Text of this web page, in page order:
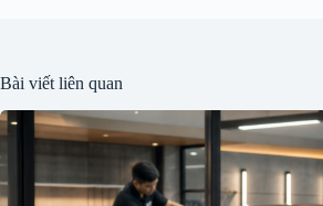
Bài viết liên quan